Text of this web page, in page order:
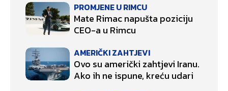
PROMJENE U RIMCU
Mate Rimac napušta poziciju
CEO-a u Rimcu
AMERIČKI ZAHTJEVI
Ovo su američki zahtjevi Iranu.
Ako ih ne ispune, kreću udari